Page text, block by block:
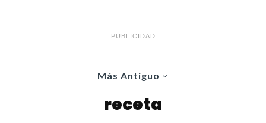
PUBLICIDAD
Más Antiguo
receta